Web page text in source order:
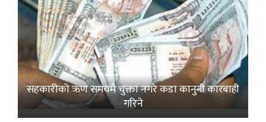
सहकारीको ऋण समयमै चुक्ता नगरे कडा कानुनी कारबाही
गरिने